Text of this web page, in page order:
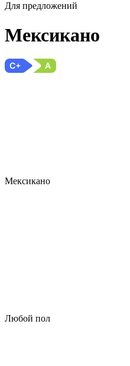
Для предложений
Мексикано
Мексикано
Любой пол